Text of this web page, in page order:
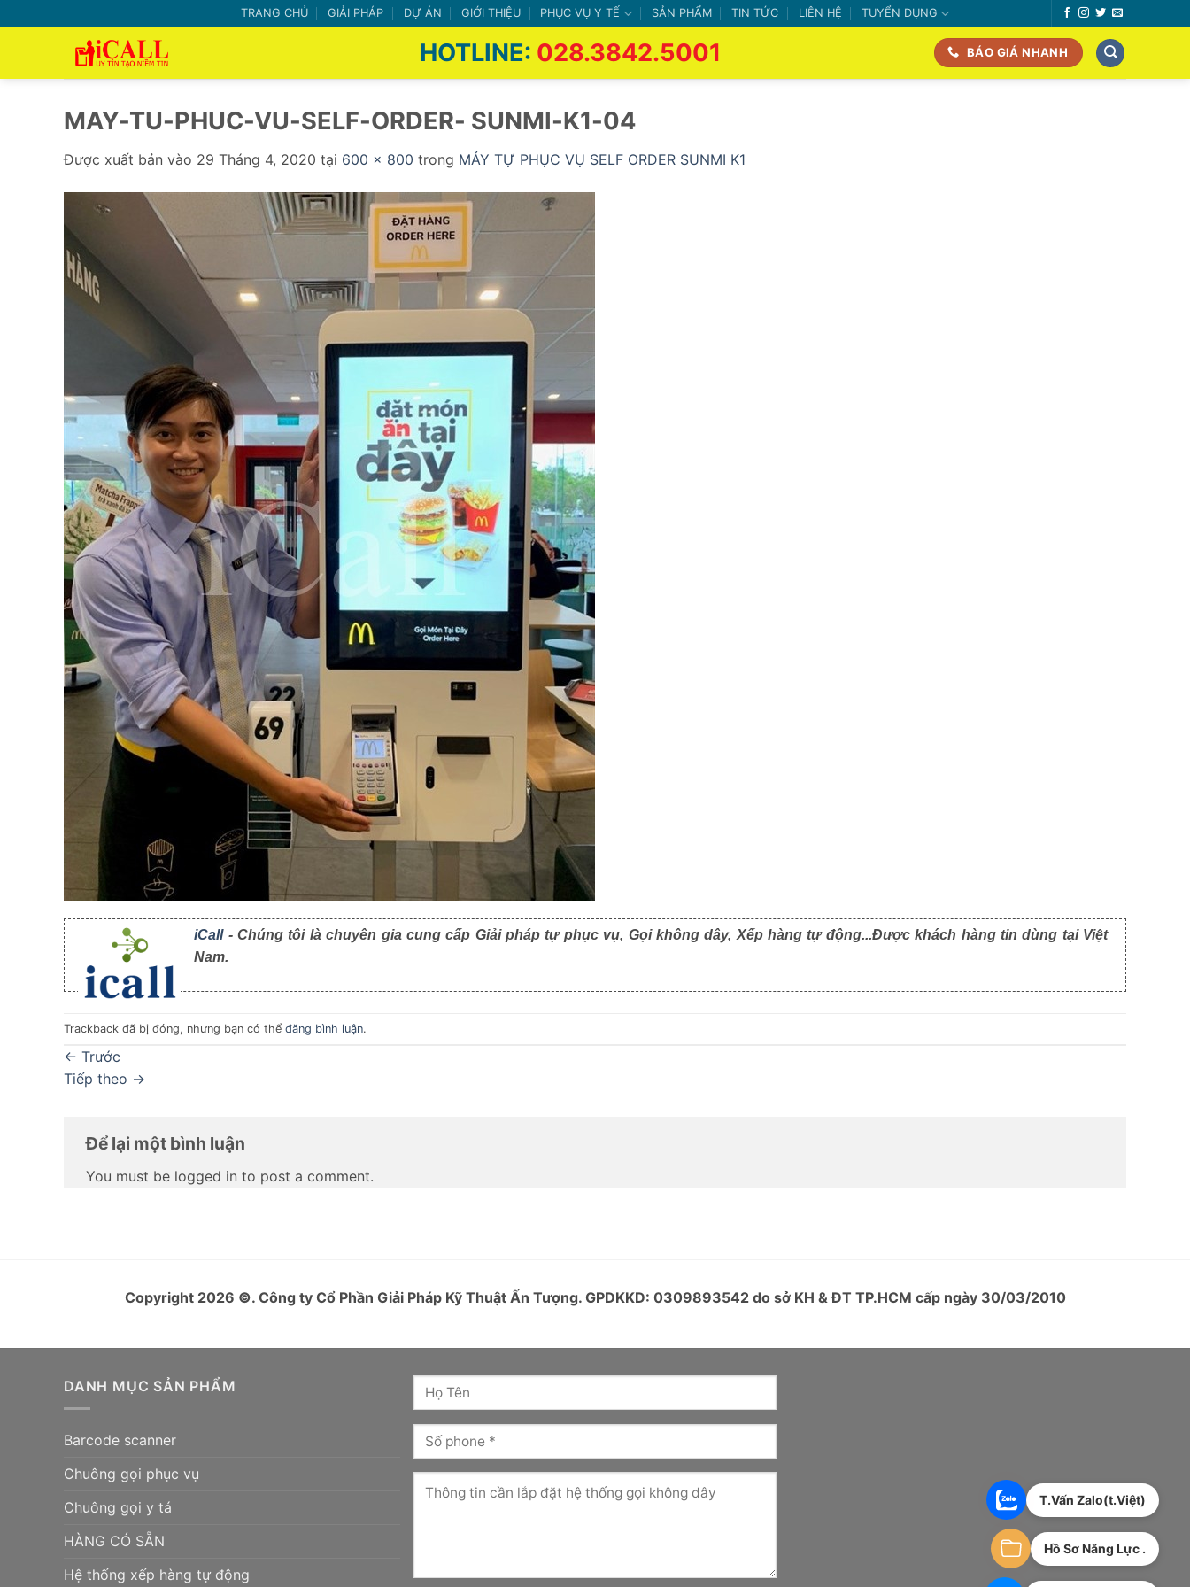
qua
dung
TRANG CHỦ GIẢI PHÁP DỰ ÁN GIỚI THIỆU PHỤC VỤ Y TẾ SẢN PHẨM TIN TỨC LIÊN HỆ TUYỂN DỤNG
HOTLINE: 028.3842.5001 BÁO GIÁ NHANH
MAY-TU-PHUC-VU-SELF-ORDER- SUNMI-K1-04
Được xuất bản vào 29 Tháng 4, 2020 tại 600 × 800 trong MÁY TỰ PHỤC VỤ SELF ORDER SUNMI K1
iCall- Chúng tôi là chuyên gia cung cấp Giải pháp tự phục vụ, Gọi không dây, Xếp hàng tự động...Được khách hàng tin dùng tại Việt
Nam.
Trackback đã bị đóng, nhưng bạn có thể đăng bình luận.
← Trước
Tiếp theo →
Để lại một bình luận
You must be logged in to post a comment.
Copyright 2026 ©. Công ty Cổ Phần Giải Pháp Kỹ Thuật Ấn Tượng. GPDKKD: 0309893542 do sở KH & ĐT TP.HCM cấp ngày 30/03/2010
DANH MỤC SẢN PHẨM
Barcode scanner
Chuông gọi phục vụ
Chuông gọi y tá
HÀNG CÓ SẴN
Hệ thống xếp hàng tự động
T.Vấn Zalo(t.Việt)
Hồ Sơ Năng Lực .